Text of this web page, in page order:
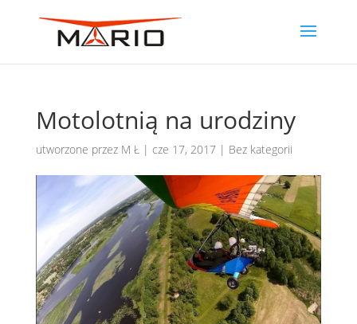
Motolotnią na urodziny
utworzone przez M Ł| cze 17, 2017| Bez kategorii